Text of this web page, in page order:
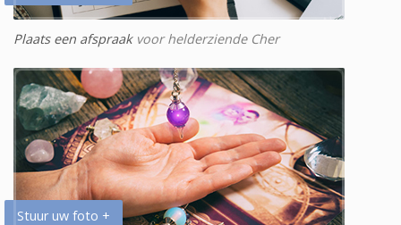
Plaats een afspraakvoor helderziende Cher
Stuur uw foto +